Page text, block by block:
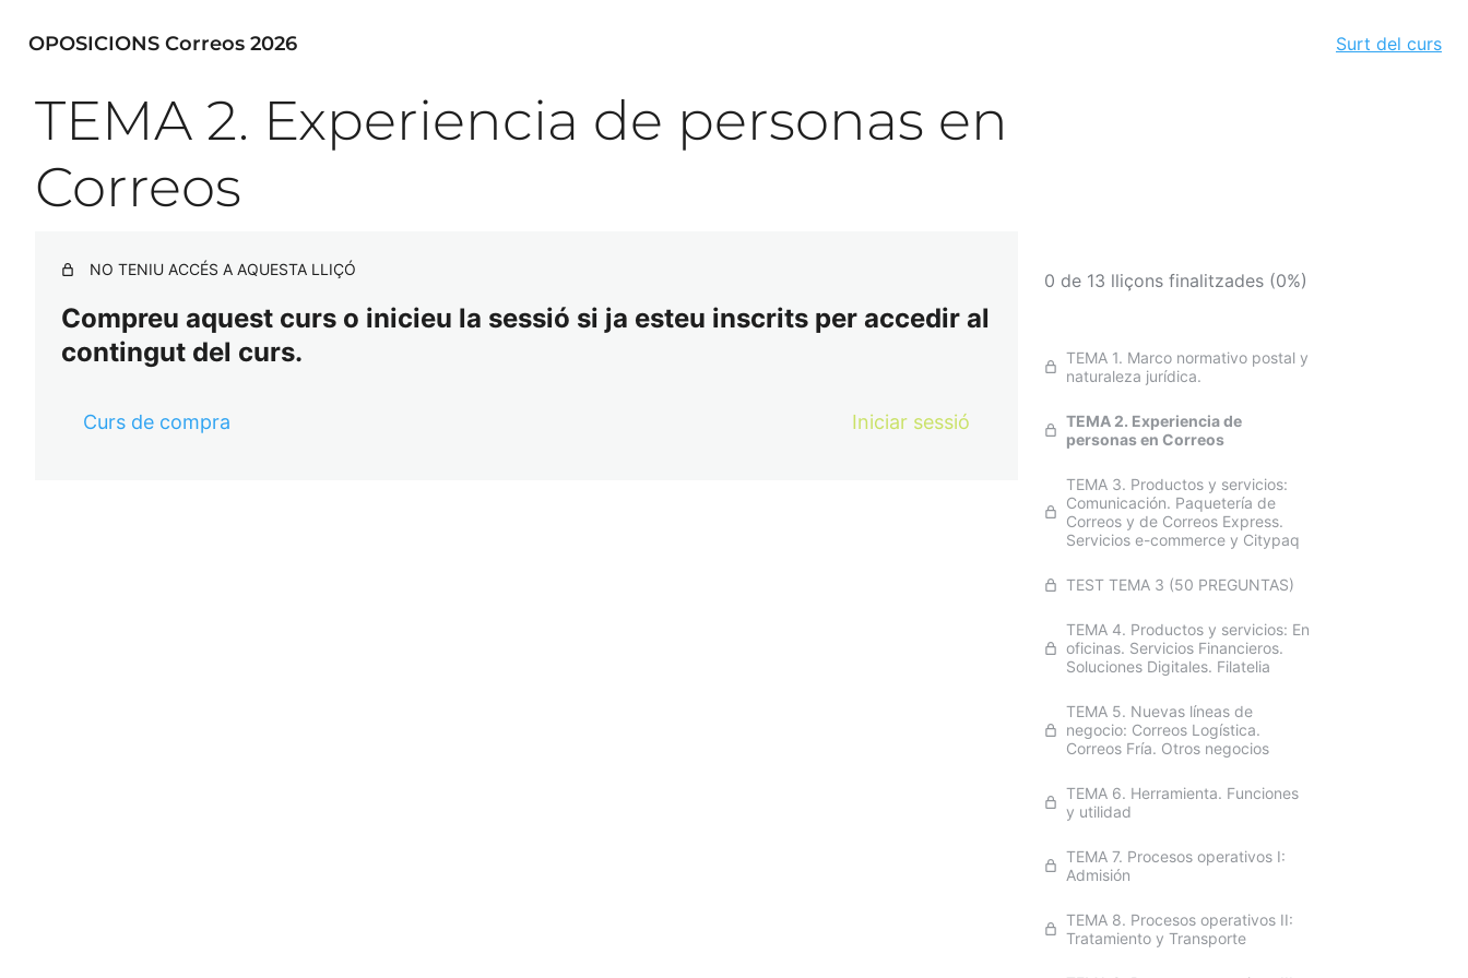
OPOSICIONS Correos 2026 Surt del curs
TEMA 2. Experiencia de personas en
Correos
NO TENIU ACCÉS A AQUESTA LLIÇÓ
Compreu aquest curs o inicieu la sessió si ja esteu inscrits per accedir al
contingut del curs.
Curs de compra Iniciar sessió
0 de 13 lliçons finalitzades (0%)
TEMA 1. Marco normativo postal y
naturaleza jurídica.
TEMA 2. Experiencia de
personas en Correos
TEMA 3. Productos y servicios:
Comunicación. Paquetería de
Correos y de Correos Express.
Servicios e-commerce y Citypaq
TEST TEMA 3 (50 PREGUNTAS)
TEMA 4. Productos y servicios: En
oficinas. Servicios Financieros.
Soluciones Digitales. Filatelia
TEMA 5. Nuevas líneas de
negocio: Correos Logística.
Correos Fría. Otros negocios
TEMA 6. Herramienta. Funciones
y utilidad
TEMA 7. Procesos operativos I:
Admisión
TEMA 8. Procesos operativos II:
Tratamiento y Transporte